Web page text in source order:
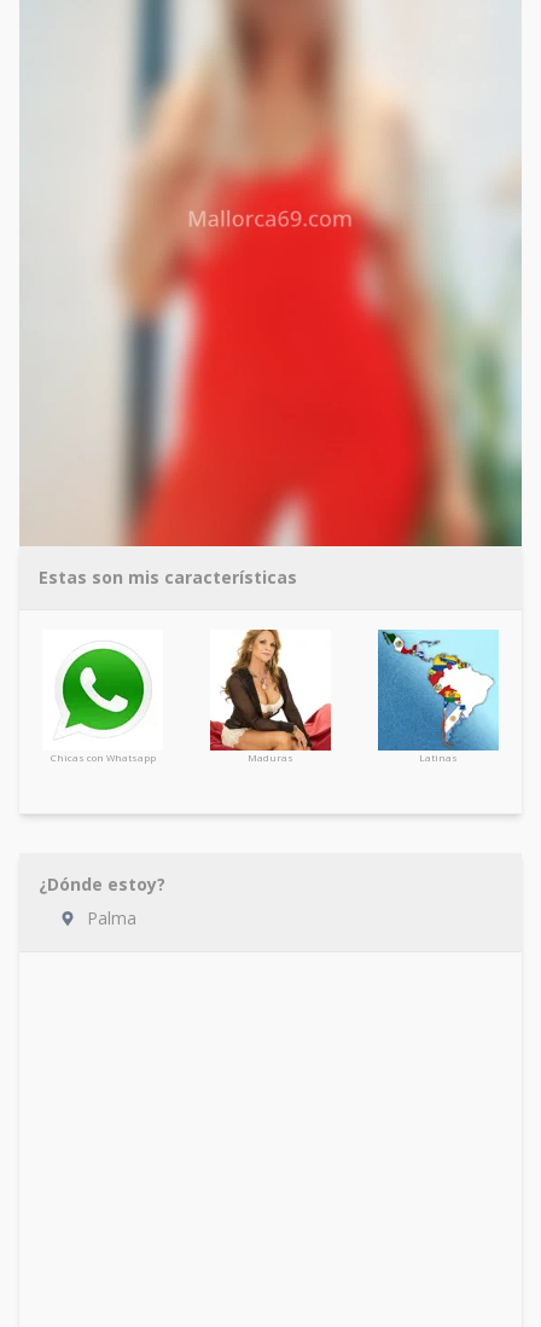
Estas son mis características
Chicas con Whatsapp Maduras Latinas
¿Dónde estoy?
Palma